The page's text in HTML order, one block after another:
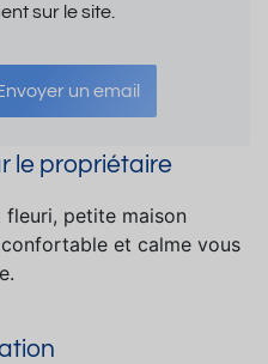
sur le site.
un email
le propriétaire
petite maison
et calme vous